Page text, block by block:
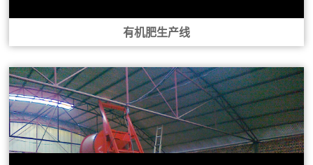
有机肥生产线